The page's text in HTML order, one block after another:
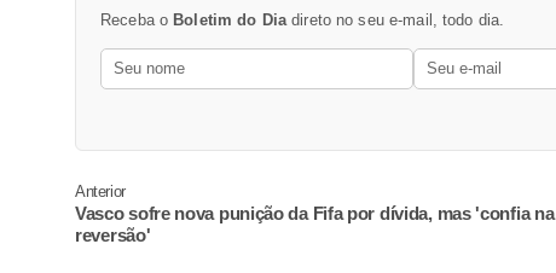
Receba o Boletim do Dia direto no seu e-mail, todo dia.
Anterior
Vasco sofre nova punição da Fifa por dívida, mas 'confia na
reversão'